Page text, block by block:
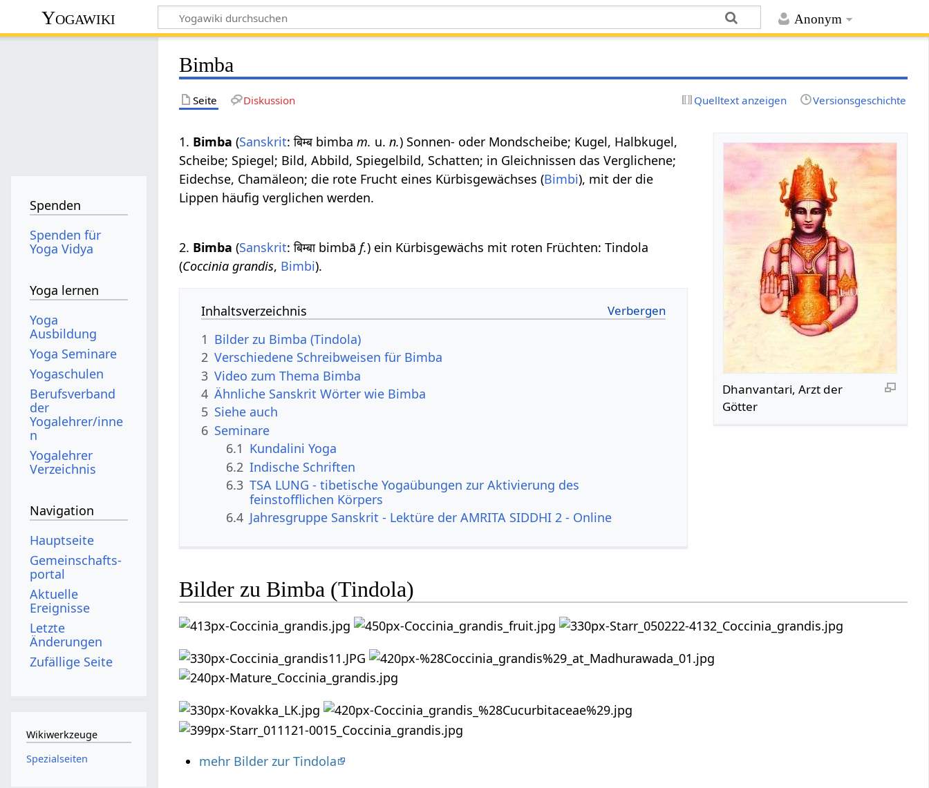
Anonym
Yogawiki
Bimba
Seite Diskussion Quelltext anzeigen Versionsgeschichte
Dhanvantari, Arzt der
Götter
1. Bimba (Sanskrit: बिम्ब bimbam. u.n.) Sonnen- oder Mondscheibe; Kugel, Halbkugel,
Scheibe; Spiegel; Bild, Abbild, Spiegelbild, Schatten; in Gleichnissen das Verglichene;
Eidechse, Chamäleon; die rote Frucht eines Kürbisgewächses (Bimbi), mit der die
Lippen häufig verglichen werden.
2. Bimba (Sanskrit: बिम्बा bimbā f.) ein Kürbisgewächs mit roten Früchten: Tindola
(Coccinia grandis, Bimbi).
Inhaltsverzeichnis
1 Bilder zu Bimba (Tindola)
2 Verschiedene Schreibweisen für Bimba
3 Video zum Thema Bimba
4 Ähnliche Sanskrit Wörter wie Bimba
5 Siehe auch
6 Seminare
6.1 Kundalini Yoga
6.2 Indische Schriften
6.3 TSA LUNG - tibetische Yogaübungen zur Aktivierung des
feinstofflichen Körpers
6.4 Jahresgruppe Sanskrit - Lektüre der AMRITA SIDDHI 2 - Online
Bilder zu Bimba (Tindola)
mehr Bilder zur Tindola
Spenden
Spenden für
Yoga Vidya
Yoga lernen
Yoga
Ausbildung
Yoga Seminare
Yogaschulen
Berufsverband
der
Yogalehrer/inne
n
Yogalehrer
Verzeichnis
Navigation
Hauptseite
Gemeinschafts­
portal
Aktuelle
Ereignisse
Letzte
Änderungen
Zufällige Seite
Wikiwerkzeuge
Spezialseiten